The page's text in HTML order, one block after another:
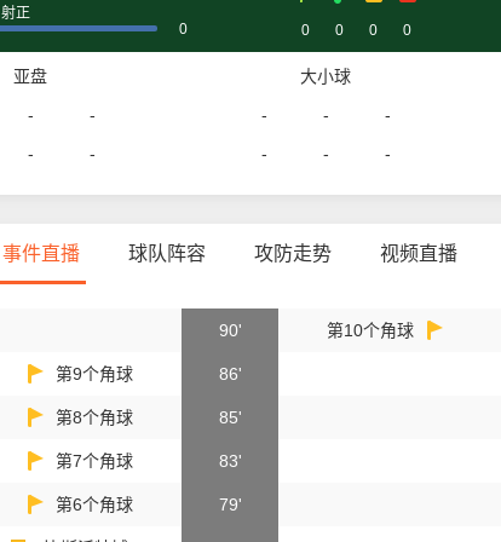
0
射正
0
0 0 0
亚盘
-
-
- -
大小球
-
-
-
-
- -
事件直播 球队阵容 攻防走势 视频直播
第10个角球
90'
第9个角球 86'
第8个角球 85'
第7个角球 83'
第6个角球 79'